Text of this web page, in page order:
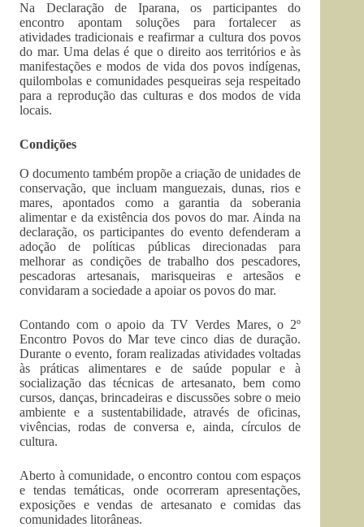
Na Declaração de Iparana, os participantes do
encontro apontam soluções para fortalecer as
atividades tradicionais e reafirmar a cultura dos povos
do mar. Uma delas é que o direito aos territórios e às
manifestações e modos de vida dos povos indígenas,
quilombolas e comunidades pesqueiras seja respeitado
para a reprodução das culturas e dos modos de vida
locais.
Condições
O documento também propõe a criação de unidades de
conservação, que incluam manguezais, dunas, rios e
mares, apontados como a garantia da soberania
alimentar e da existência dos povos do mar. Ainda na
declaração, os participantes do evento defenderam a
adoção de políticas públicas direcionadas para
melhorar as condições de trabalho dos pescadores,
pescadoras artesanais, marisqueiras e artesãos e
convidaram a sociedade a apoiar os povos do mar.
Contando com o apoio da TV Verdes Mares, o 2º
Encontro Povos do Mar teve cinco dias de duração.
Durante o evento, foram realizadas atividades voltadas
às práticas alimentares e de saúde popular e à
socialização das técnicas de artesanato, bem como
cursos, danças, brincadeiras e discussões sobre o meio
ambiente e a sustentabilidade, através de oficinas,
vivências, rodas de conversa e, ainda, círculos de
cultura.
Aberto à comunidade, o encontro contou com espaços
e tendas temáticas, onde ocorreram apresentações,
exposições e vendas de artesanato e comidas das
comunidades litorâneas.